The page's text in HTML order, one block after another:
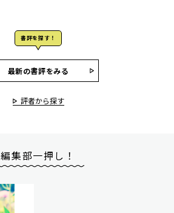
書評を探す！
最新の書評をみる
評者から探す
編集部一押し！